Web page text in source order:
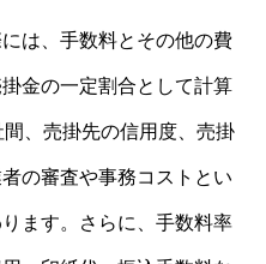
は、手数料とその他の費
金の一定割合として計算
、売掛先の信用度、売掛
の審査や事務コストとい
ます。さらに、手数料率